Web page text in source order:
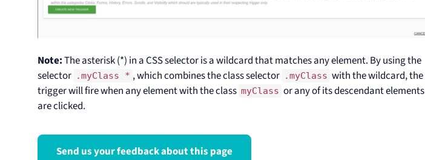
Note:The asterisk (*) in a CSS selector is a wildcard that matches any element. By using the
selector .myClass * , which combines the class selector .myClass with the wildcard, the
trigger will fire when any element with the class myClass or any of its descendant elements
are clicked.
Send us your feedback about this page